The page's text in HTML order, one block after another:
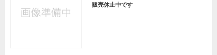
販売休止中です